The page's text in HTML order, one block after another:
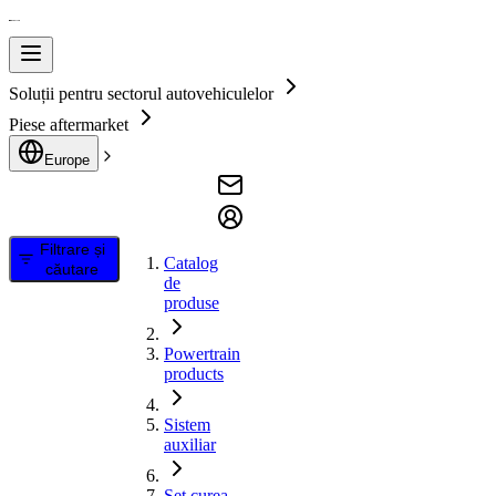
Soluții pentru sectorul autovehiculelor
Piese aftermarket
Europe
Filtrare și
căutare
Catalog
de
produse
Powertrain
products
Sistem
auxiliar